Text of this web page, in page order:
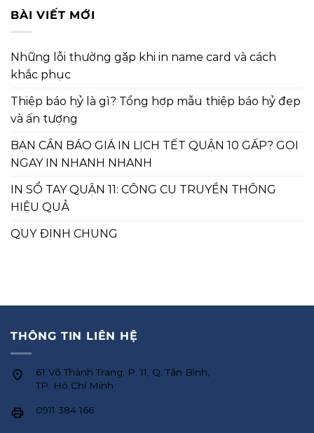
BÀI VIẾT MỚI
Những lỗi thường gặp khi in name card và cách
khắc phục
Thiệp báo hỷ là gì? Tổng hợp mẫu thiệp báo hỷ đẹp
và ấn tượng
BẠN CẦN BÁO GIÁ IN LỊCH TẾT QUẬN 10 GẤP? GỌI
NGAY IN NHANH NHANH
IN SỔ TAY QUẬN 11: CÔNG CỤ TRUYỀN THÔNG
HIỆU QUẢ
QUY ĐỊNH CHUNG
THÔNG TIN LIÊN HỆ
61 Võ Thành Trang, P. 11, Q. Tân Bình,
TP. Hồ Chí Minh
0911 384 166